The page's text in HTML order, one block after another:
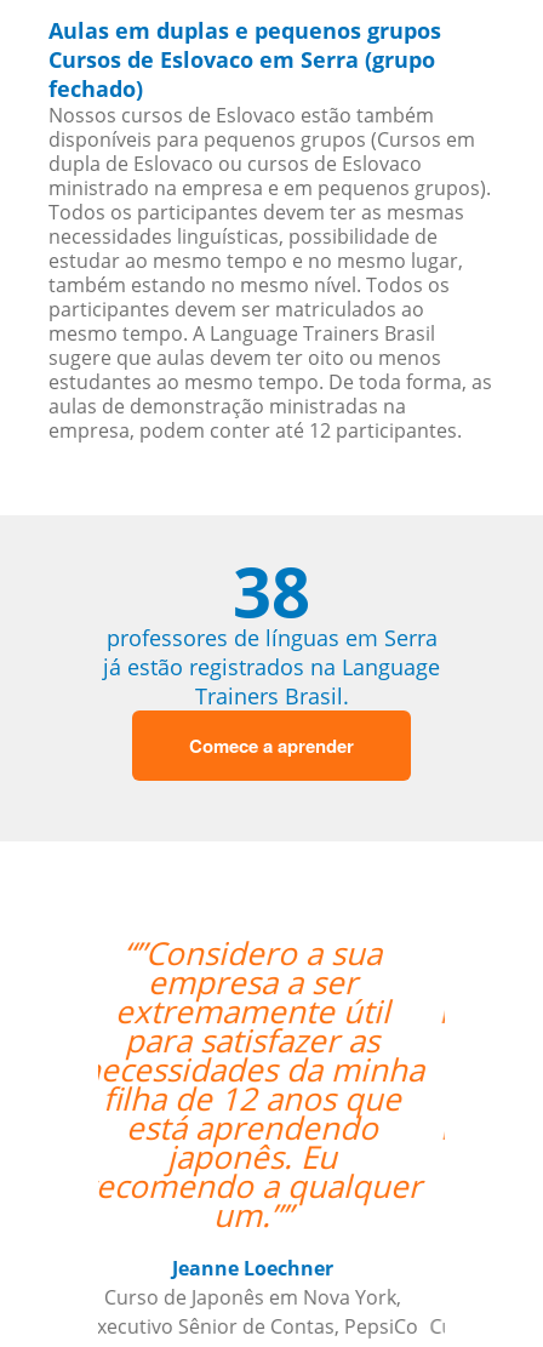
Aulas em duplas e pequenos grupos
Cursos de Eslovaco em Serra (grupo
fechado)
Nossos cursos de Eslovaco estão também
disponíveis para pequenos grupos (Cursos em
dupla de Eslovaco ou cursos de Eslovaco
ministrado na empresa e em pequenos grupos).
Todos os participantes devem ter as mesmas
necessidades linguísticas, possibilidade de
estudar ao mesmo tempo e no mesmo lugar,
também estando no mesmo nível. Todos os
participantes devem ser matriculados ao
mesmo tempo. A Language Trainers Brasil
sugere que aulas devem ter oito ou menos
estudantes ao mesmo tempo. De toda forma, as
aulas de demonstração ministradas na
empresa, podem conter até 12 participantes.
38
professores de línguas em Serra
já estão registrados na Language
Trainers Brasil.
Comece a aprender
“”Nossa professora,
Catherine, tem sido
muito paciente com o
nosso louco
cronograma de
trabalho, e nos
mantém envolvidos e
encorajados a
continuar o nosso
objetivo de aprender
Linda Hampton
Curso de Espanhol em Houston, NCC